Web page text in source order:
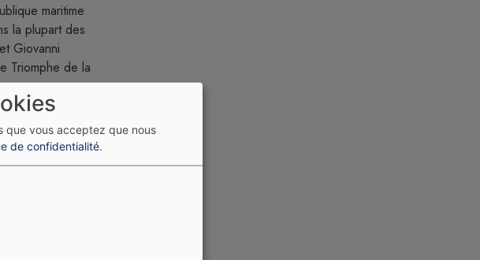
maritime
la plupart des
Giovanni
Triomphe de la
ce
que vous acceptez que nous
de confidentialité.